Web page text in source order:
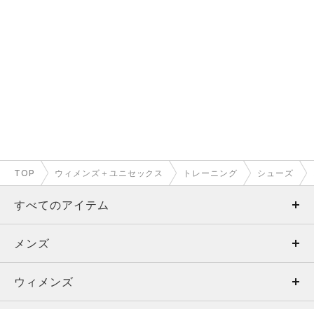
TOP ウィメンズ＋ユニセックス トレーニング シューズ
すべてのアイテム
メンズ
ウィメンズ
メンズ
トップス
ウィメンズ